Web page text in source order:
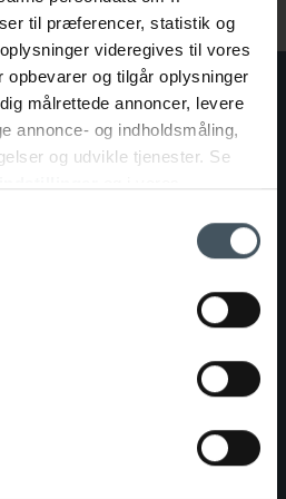
til præferencer, statistik og
videregives til vores
opbevarer og tilgår oplysninger
målrettede annoncer, levere
annonce- og indholdsmåling,
og udvikle tjenester. Se
fra vores
ved at trykke på "Privacy
om din placering,
baseret på en scanning af
(fingerprinting)